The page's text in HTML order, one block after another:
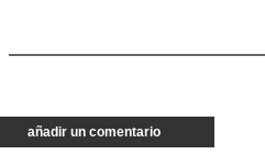
añadir un comentario